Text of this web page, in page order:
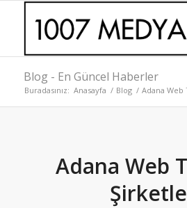
Blog - En Güncel Haberler
Buradasınız: Anasayfa / Blog / Adana Web
Adana Web